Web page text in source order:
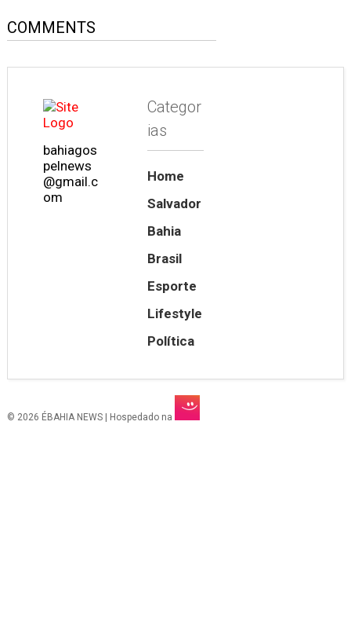
COMMENTS
bahiagos
pelnews
@gmail.c
om
Categor
ias
Home
Salvador
Bahia
Brasil
Esporte
Lifestyle
Política
© 2026 ÉBAHIA NEWS | Hospedado na